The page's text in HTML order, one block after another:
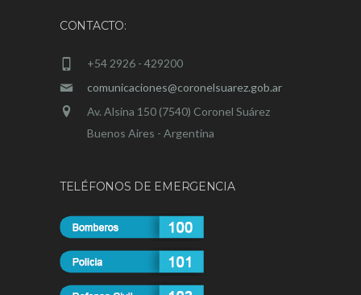
CONTACTO:
+54 2926 - 429200
comunicaciones@coronelsuarez.gob.ar
Av. Alsina 150 (7540) Coronel Suárez
Buenos Aires - Argentina
TELÉFONOS DE EMERGENCIA